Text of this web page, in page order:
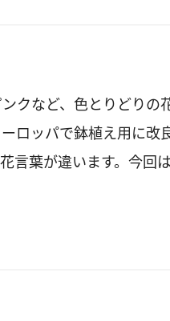
クなど、色とりどりの
ロッパで鉢植え用に改
言葉が違います。今回